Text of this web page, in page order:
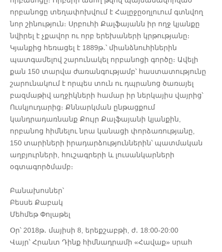
որբանոցը տեղափոխվում է Հալըջըօղլուում գտնվող
նոր շինություն։ Սրբուհի Քալֆայանն իր ողջ կյանքը
նվիրել է չքավոր ու որբ երեխաների կրթությանը։
Կյանքից հեռացել է 1889թ․՝ միանձնուհիներին
պատգամելով շարունակել որբանոցի գործը։ Ավելի
քան 150 տարվա ժառանգությամբ՝ հաստատությունը
շարունակում է որպես տուն ու դպրանոց ծառայել
բազմաթիվ աղջիկների համար իր ներկայիս վայրից՝
Ուսկյուդարից։ Քննարկման ընթացքում
կանդրադառնանք Քույր Քալֆայանի կյանքին,
որբանոց հիմնելու նրա կանացի փորձառությանը,
150 տարիների իրադարձություններին՝ պատմական
աղբյուրների, հուշագրերի և լուսանկարների
օգտագործմամբ։
Բանախոսներ՝
Բեսսե Քաբակ
Մեհմեթ Փոլաթել
Օր՝ 2018թ․ մայիսի 8, երեքշաբթի, ժ․ 18:00-20:00
Վայր՝ Հրանտ Դինք հիմնադրամի «Հավաք» սրահ